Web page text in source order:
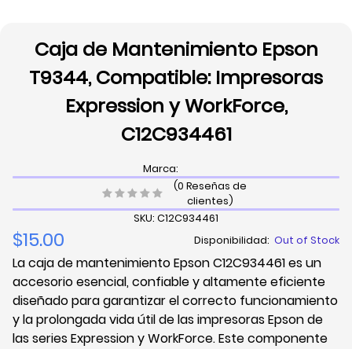
Caja de Mantenimiento Epson
T9344, Compatible: Impresoras
Expression y WorkForce,
C12C934461
Marca:
(0 Reseñas de
clientes)
SKU: C12C934461
$15.00 Disponibilidad: Out of Stock
La caja de mantenimiento Epson C12C934461 es un
accesorio esencial, confiable y altamente eficiente
diseñado para garantizar el correcto funcionamiento
y la prolongada vida útil de las impresoras Epson de
las series Expression y WorkForce. Este componente